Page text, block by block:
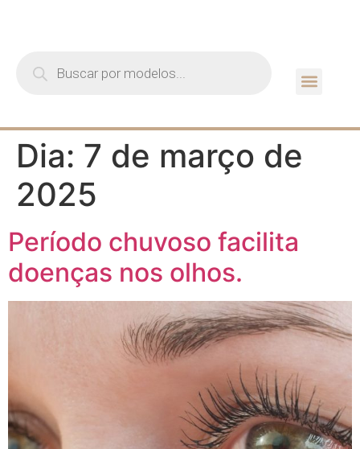
Dia: 7 de março de
2025
Período chuvoso facilita
doenças nos olhos.